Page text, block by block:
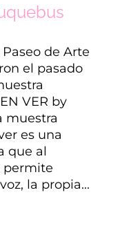
de Arte
el pasado
VER by
muestra
es una
que al
permite
la propia...